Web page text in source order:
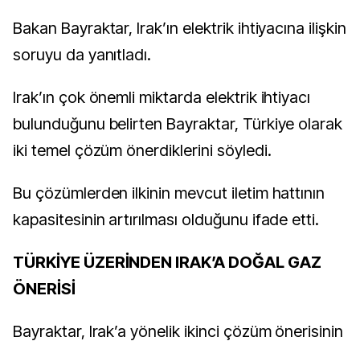
Bakan Bayraktar, Irak’ın elektrik ihtiyacına ilişkin
soruyu da yanıtladı.
Irak’ın çok önemli miktarda elektrik ihtiyacı
bulunduğunu belirten Bayraktar, Türkiye olarak
iki temel çözüm önerdiklerini söyledi.
Bu çözümlerden ilkinin mevcut iletim hattının
kapasitesinin artırılması olduğunu ifade etti.
TÜRKİYE ÜZERİNDEN IRAK’A DOĞAL GAZ
ÖNERİSİ
Bayraktar, Irak’a yönelik ikinci çözüm önerisinin